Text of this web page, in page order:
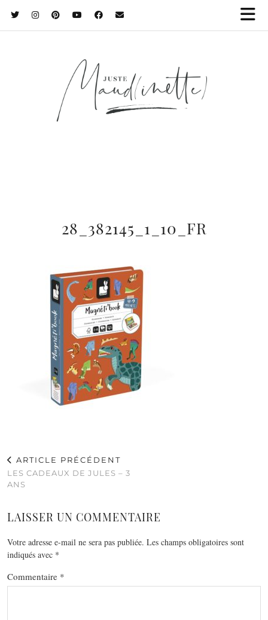
28_382145_1_10_FR
ARTICLE PRÉCÉDENT
LES CADEAUX DE JULES – 3
ANS
LAISSER UN COMMENTAIRE
Votre adresse e-mail ne sera pas publiée. Les champs obligatoires sont
indiqués avec *
Commentaire *